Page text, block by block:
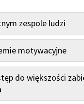
zespole ludzi
motywacyjne
do większości